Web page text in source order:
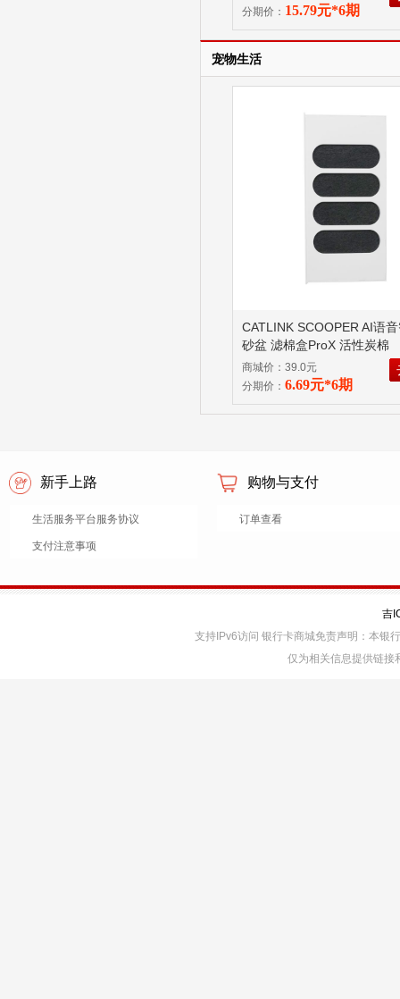
分期价： 15.79元*6期
宠物生活
CATLINK SCOOPER AI语
砂盆 滤棉盒ProX 活性炭棉
商城价：39.0元
分期价： 6.69元*6期
新手上路
生活服务平台服务协议
支付注意事项
购物与支付
订单查看
吉
支持IPv6访问 银行卡商城免责声明：本银
仅为相关信息提供链接